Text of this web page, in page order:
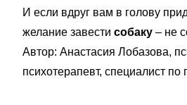
И если вдруг вам в голову
желание завести собаку – не
Автор: Анастасия Лобазова,
психотерапевт, специалист по